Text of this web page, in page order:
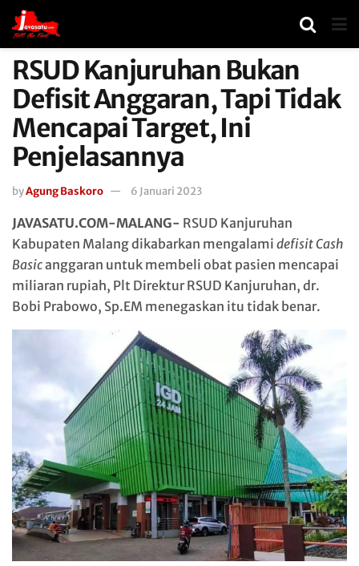
RSUD Kanjuruhan Bukan
Defisit Anggaran, Tapi Tidak
Mencapai Target, Ini
Penjelasannya
byAgung Baskoro 6 Januari 2023
JAVASATU.COM-MALANG- RSUD Kanjuruhan
Kabupaten Malang dikabarkan mengalami defisit Cash
Basicanggaran untuk membeli obat pasien mencapai
miliaran rupiah, Plt Direktur RSUD Kanjuruhan, dr.
Bobi Prabowo, Sp.EM menegaskan itu tidak benar.